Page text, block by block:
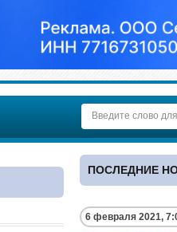
ПОСЛЕДНИЕ
6 февраля 2021,